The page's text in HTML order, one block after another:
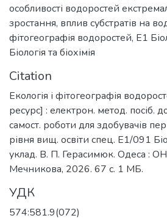
особливості водоростей
зростання, вплив субстратів на
фітогеографія водоростей, Е1
Біологія та біохімія
Citation
Екологія і фітогеографія
ресурс] : електрон. метод. посіб.
самост. роботи для здобувачів
рівня вищ. освіти спец. Е1/091
уклад. В. П. Герасимюк. Одеса : ОНУ
Мечникова, 2026. 67 с. 1 МБ.
УДК
574:581.9(072)